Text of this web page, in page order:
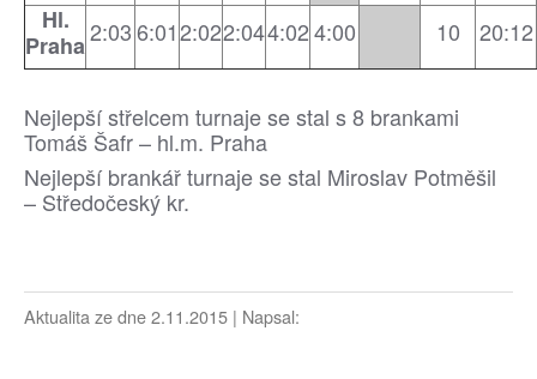
Hl.
Praha2:036:012:022:044:024:00 10 20:12
Nejlepší střelcem turnaje se stal s 8 brankami
Tomáš Šafr – hl.m. Praha
Nejlepší brankář turnaje se stal Miroslav Potměšil
– Středočeský kr.
Aktualita ze dne 2.11.2015 | Napsal: